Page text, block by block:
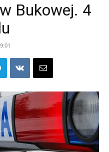
Bukowej. 4